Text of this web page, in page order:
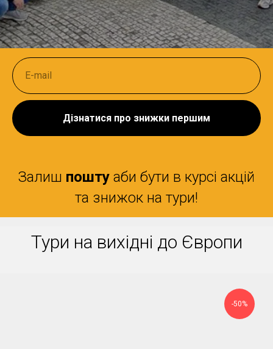
Дізнатися про знижки першим
Залиш пошту аби бути в курсі акцій
та знижок на тури!
Тури на вихідні до Європи
-50%